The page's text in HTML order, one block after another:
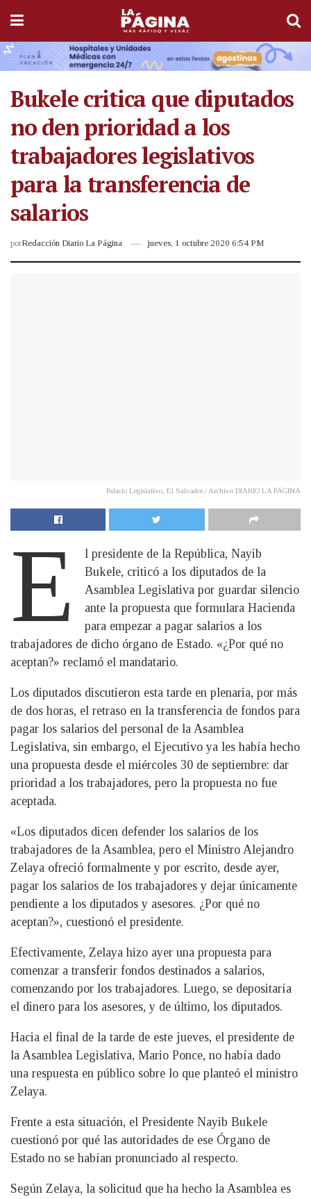
Bukele critica que diputados
no den prioridad a los
trabajadores legislativos
para la transferencia de
salarios
porRedacción Diario La Página jueves, 1 octubre 2020 6:54 PM
Palacio Legislativo, El Salvador./ Archivo DIARIO LA PÁGINA
E
l presidente de la República, Nayib
Bukele, criticó a los diputados de la
Asamblea Legislativa por guardar silencio
ante la propuesta que formulara Hacienda
para empezar a pagar salarios a los
trabajadores de dicho órgano de Estado. «¿Por qué no
aceptan?» reclamó el mandatario.
Los diputados discutieron esta tarde en plenaria, por más
de dos horas, el retraso en la transferencia de fondos para
pagar los salarios del personal de la Asamblea
Legislativa, sin embargo, el Ejecutivo ya les había hecho
una propuesta desde el miércoles 30 de septiembre: dar
prioridad a los trabajadores, pero la propuesta no fue
aceptada.
«Los diputados dicen defender los salarios de los
trabajadores de la Asamblea, pero el Ministro Alejandro
Zelaya ofreció formalmente y por escrito, desde ayer,
pagar los salarios de los trabajadores y dejar únicamente
pendiente a los diputados y asesores. ¿Por qué no
aceptan?», cuestionó el presidente.
Efectivamente, Zelaya hizo ayer una propuesta para
comenzar a transferir fondos destinados a salarios,
comenzando por los trabajadores. Luego, se depositaría
el dinero para los asesores, y de último, los diputados.
Hacia el final de la tarde de este jueves, el presidente de
la Asamblea Legislativa, Mario Ponce, no había dado
una respuesta en público sobre lo que planteó el ministro
Zelaya.
Frente a esta situación, el Presidente Nayib Bukele
cuestionó por qué las autoridades de ese Órgano de
Estado no se habían pronunciado al respecto.
Según Zelaya, la solicitud que ha hecho la Asamblea es